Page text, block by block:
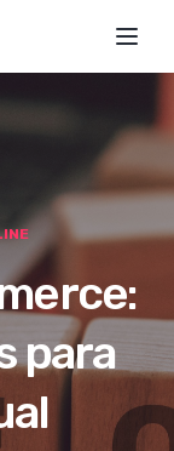
para